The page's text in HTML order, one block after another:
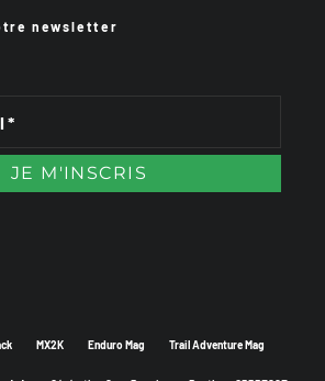
newsletter
MX2K Enduro Mag Trail Adventure Mag